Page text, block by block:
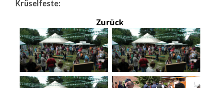
Krüselfeste:
Zurück